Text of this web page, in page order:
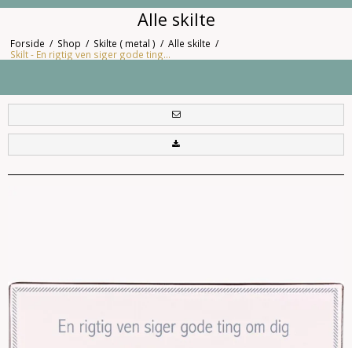
Alle skilte
Forside / Shop / Skilte ( metal ) / Alle skilte /
Skilt - En rigtig ven siger gode ting...